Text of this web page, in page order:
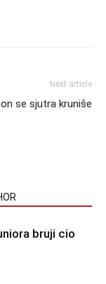
Next article
se sjutra kruniše
bruji cio